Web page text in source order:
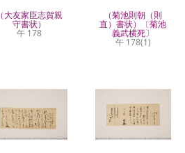
（大友家臣志賀親
守書状）
午 178
（菊池則朝（則
直）書状）〔菊池
義武横死〕
午 178(1)